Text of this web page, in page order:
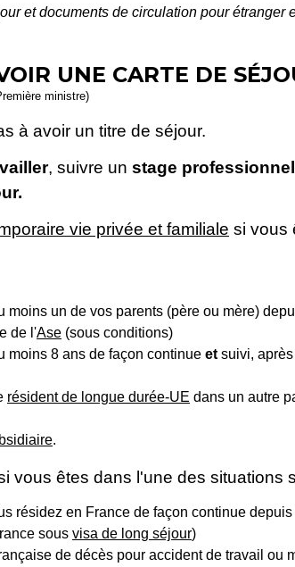
et documents de circulation pour étranger
UNE CARTE DE
ministre)
à avoir un titre de séjour.
, suivre un stage professionnel
vie privée et familiale si vous
un de vos parents (père ou mère)
de l'Ase (sous conditions)
moins 8 ans de façon continue et suivi,
résident de longue durée-UE dans un autre
.
vous êtes dans l'une des situations
résidez en France de façon continue
sous visa de long séjour)
de décès pour accident de travail ou